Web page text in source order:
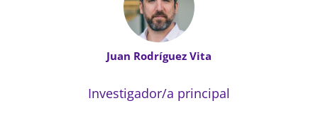
Juan Rodríguez Vita
Investigador/a principal